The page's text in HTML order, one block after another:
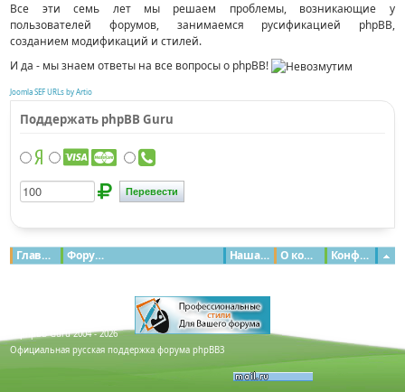
Все эти семь лет мы решаем проблемы, возникающие у
пользователей форумов, занимаемся русификацией phpBB,
созданием модификаций и стилей.
И да - мы знаем ответы на все вопросы о phpBB!
Joomla SEF URLs by Artio
Поддержать phpBB Guru
Главная Форумы Конфиденциальность
О команде
Наша команда
© phpBB Guru 2004 - 2026
Официальная русская поддержка форума phpBB3